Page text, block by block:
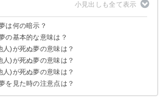
は何の暗示？
の基本的な意味は？
いという気持ちの表れ
なる
る
人)が死ぬ夢の意味は？
夢【警告夢】
い夢【警告夢】
とする夢【吉夢】
人)が死ぬ夢の意味は？
夢【吉夢】
夢【吉夢】
夢【吉夢】
夢【吉夢】
ぬ夢【吉夢】
夢【警告夢】
人)が死ぬ夢の意味は？
再び死ぬ夢【吉夢】
【吉夢】
ぬ夢【吉夢】
死ぬ夢【吉夢】
ぬ夢【警告夢】
遺体を見る夢【凶夢】
を見た時の注意点は？
とを整理する
ャレンジする